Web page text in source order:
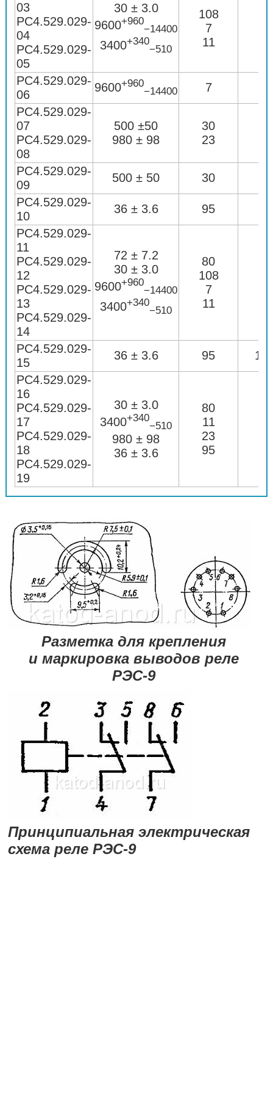
03
РС4.529.029-
04
РС4.529.029-
05
30 ± 3.0
9600+960
−14400
3400+340
−510
108
7
11
РС4.529.029-
06
9600+960
−14400 7
РС4.529.029-
07
РС4.529.029-
08
500 ±50
980 ± 98
30
23
РС4.529.029-
09
500 ± 50 30
РС4.529.029-
10
36 ± 3.6 95
РС4.529.029-
11
РС4.529.029-
12
РС4.529.029-
13
РС4.529.029-
14
72 ± 7.2
30 ± 3.0
9600+960
−14400
3400+340
−510
80
108
7
11
РС4.529.029-
15
36 ± 3.6 95
18
РС4.529.029-
16
РС4.529.029-
17
РС4.529.029-
18
РС4.529.029-
19
30 ± 3.0
3400+340
−510
980 ± 98
36 ± 3.6
80
11
23
95
Разметка для крепления
и маркировка выводов реле
РЭС-9
Принципиальная электрическая
схема реле РЭС-9